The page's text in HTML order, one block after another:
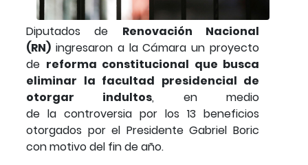
Diputados de Renovación Nacional
(RN) ingresaron a la Cámara un proyecto
de reforma constitucional que busca
eliminar la facultad presidencial de
otorgar indultos, en medio
de la controversia por los 13 beneficios
otorgados por el Presidente Gabriel Boric
con motivo del fin de año.